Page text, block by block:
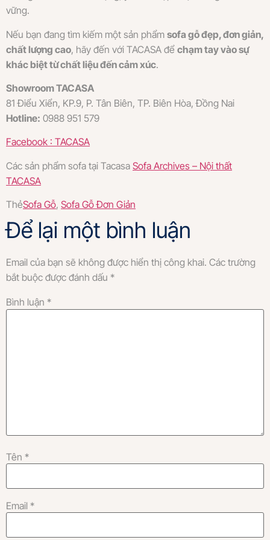
vững.
Nếu bạn đang tìm kiếm một sản phẩm sofa gỗ đẹp, đơn giản,
chất lượng cao, hãy đến với TACASA để chạm tay vào sự
khác biệt từ chất liệu đến cảm xúc.
Showroom TACASA
81 Điểu Xiển, KP.9, P. Tân Biên, TP. Biên Hòa, Đồng Nai
Hotline: 0988 951 579
Facebook : TACASA
Các sản phẩm sofa tại Tacasa Sofa Archives – Nội thất
TACASA
ThẻSofa Gỗ, Sofa Gỗ Đơn Giản
Để lại một bình luận
Email của bạn sẽ không được hiển thị công khai. Các trường
bắt buộc được đánh dấu *
Bình luận *
Tên *
Email *